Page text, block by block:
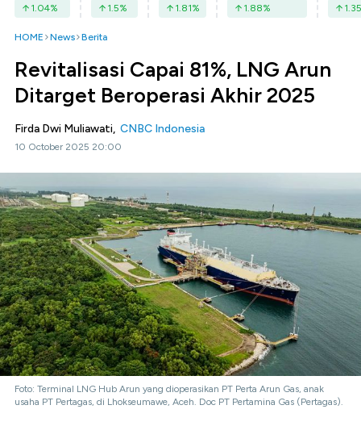
1.04% 1.5% 1.81% 1.88% 1.35
HOME News Berita
Revitalisasi Capai 81%, LNG Arun
Ditarget Beroperasi Akhir 2025
Firda Dwi Muliawati, CNBC Indonesia
10 October 2025 20:00
Foto: Terminal LNG Hub Arun yang dioperasikan PT Perta Arun Gas, anak
usaha PT Pertagas, di Lhokseumawe, Aceh. Doc PT Pertamina Gas (Pertagas).